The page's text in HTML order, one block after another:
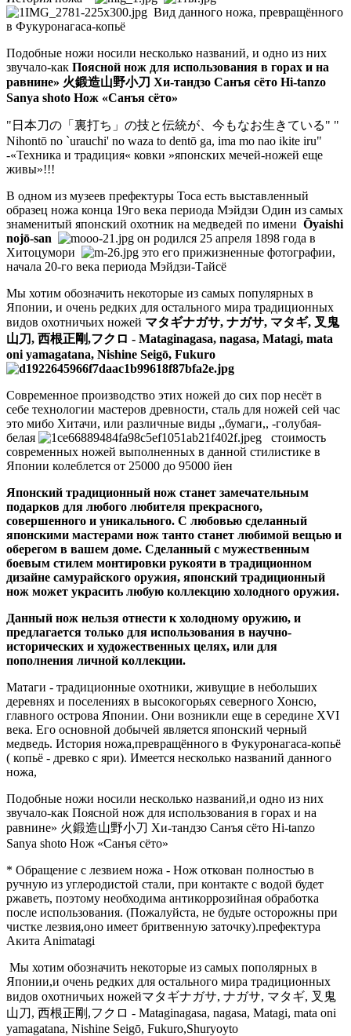
Вид данного ножа, превращённого
в Фукуронагаса-копьё
Подобные ножи носили несколько названий, и одно из них
звучало-как Поясной нож для использования в горах и на
равнине» 火鍛造山野小刀 Хи-тандзо Санъя сёто Hi-tanzo
Sanya shoto Нож «Санъя сёто»
"日本刀の「裏打ち」の技と伝統が、今もなお生きている" "
Nihontō no `urauchi' no waza to dentō ga, ima mo nao ikite iru"
-«Техника и традиция« ковки »японских мечей-ножей еще
живы»!!!
В одном из музеев префектуры Тоса есть выставленный
образец ножа конца 19го века периода Мэйдзи Один из самых
знаменитый японский охотник на медведей по имени Ōyaishi
nojō-san
он родился 25 апреля 1898 года в
Хитоцумори
это его прижизненные фотографии,
начала 20-го века периода Мэйдзи-Тайсё
Мы хотим обозначить некоторые из самых популярных в
Японии, и очень редких для остального мира традиционных
видов охотничьих ножей マタギナガサ, ナガサ, マタギ, 叉鬼
山刀, 西根正剛,フクロ - Mataginagasa, nagasa, Matagi, mata
oni yamagatana, Nishine Seigō, Fukuro
Современное производство этих ножей до сих пор несёт в
себе технологии мастеров древности, сталь для ножей сей час
это мибо Хитачи, или различные виды ,,бумаги,, -голубая-
белая
стоимость
современных ножей выполненных в данной стилистике в
Японии колеблется от 25000 до 95000 йен
Японский традиционный нож станет замечательным
подарков для любого любителя прекрасного,
совершенного и уникального. С любовью сделанный
японскими мастерами нож танто станет любимой вещью и
оберегом в вашем доме. Сделанный с мужественным
боевым стилем монтировки рукояти в традиционном
дизайне самурайского оружия, японский традиционный
нож может украсить любую коллекцию холодного оружия.
Данный нож нельзя отнести к холодному оружию, и
предлагается только для использования в научно-
исторических и художественных целях, или для
пополнения личной коллекции.
Матаги - традиционные охотники, живущие в небольших
деревнях и поселениях в высокогорьях северного Хонсю,
главного острова Японии. Они возникли еще в середине XVI
века. Его основной добычей является японский черный
медведь. История ножа,превращённого в Фукуронагаса-копьё
( копьё - древко с яри). Имеется несколько названий данного
ножа,
Подобные ножи носили несколько названий,и одно из них
звучало-как Поясной нож для использования в горах и на
равнине» 火鍛造山野小刀 Хи-тандзо Санъя сёто Hi-tanzo
Sanya shoto Нож «Санъя сёто»
* Обращение с лезвием ножа - Нож откован полностью в
ручную из углеродистой стали, при контакте с водой будет
ржаветь, поэтому необходима антикоррозийная обработка
после использования. (Пожалуйста, не будьте осторожны при
чистке лезвия,оно имеет бритвенную заточку).префектура
Акита Animatagi
Мы хотим обозначить некоторые из самых пополярных в
Японии,и очень редких для остального мира традиционных
видов охотничьих ножейマタギナガサ, ナガサ, マタギ, 叉鬼
山刀, 西根正剛,フクロ - Mataginagasa, nagasa, Matagi, mata oni
yamagatana, Nishine Seigō, Fukuro,Shuryoyto